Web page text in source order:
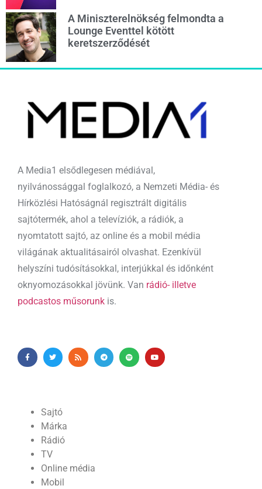
A Miniszterelnökség felmondta a
Lounge Eventtel kötött
keretszerződését
A Media1 elsődlegesen médiával,
nyilvánossággal foglalkozó, a Nemzeti Média- és
Hírközlési Hatóságnál regisztrált digitális
sajtótermék, ahol a televíziók, a rádiók, a
nyomtatott sajtó, az online és a mobil média
világának aktualitásairól olvashat. Ezenkívül
helyszíni tudósításokkal, interjúkkal és időnként
oknyomozásokkal jövünk. Van rádió- illetve
podcastos műsorunk is.
Sajtó
Márka
Rádió
TV
Online média
Mobil